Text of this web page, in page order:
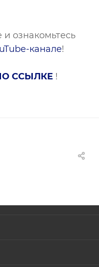
и ознакомьтесь
канале!
ССЫЛКЕ !